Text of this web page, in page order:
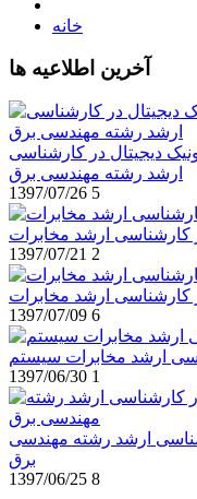
خانه
آخرین اطلاعیه ها
دیجیتال در کارشناسی
ارشد رشته مهندسی برق
1397/07/26 5
کارشناسی ارشد مخابرات
1397/07/21 2
کارشناسی ارشد مخابرات
1397/07/09 6
ارشد مخابرات سیستم
1397/06/30 1
ارشد رشته مهندسی
برق
1397/06/25 8